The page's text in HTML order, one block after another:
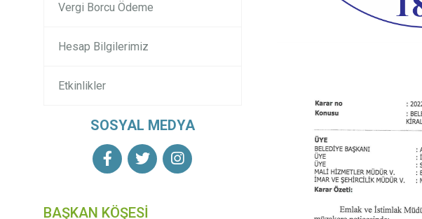
Vergi Borcu Ödeme
Hesap Bilgilerimiz
Etkinlikler
SOSYAL MEDYA
BAŞKAN KÖŞESİ